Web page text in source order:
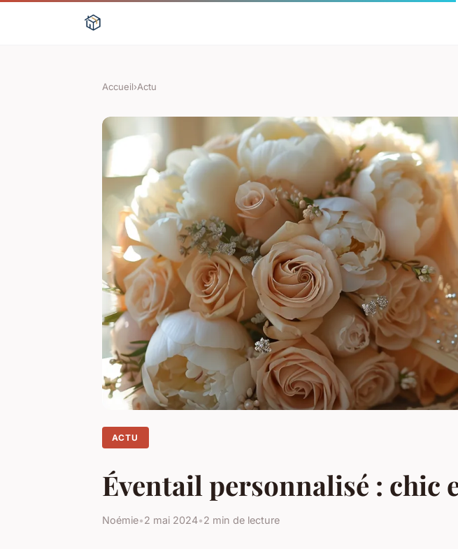
Accueil›Actu
ACTU
Éventail personnalisé : chic
Noémie•2 mai 2024•2 min de lecture